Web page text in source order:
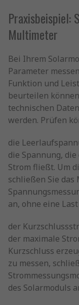
Praxisbeispiel:
Multimeter
Bei Ihrem
Parameter
Funktion und
beurteilen
technischen
werden. Prüfen
die
die Spannung,
Strom fließt. Um
schließen Sie
an, ohne eine
der
der maximale
Kurzschluss
zu messen,
des Solarmoduls